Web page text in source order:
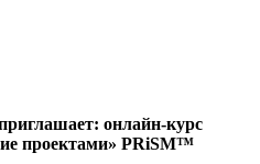
онлайн-курс
проектами» PRiSM™